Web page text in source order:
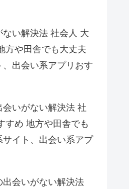
い解決法 社会人 大
方や田舎でも大丈夫
、出会い系アプリおす
いがない解決法 社
すめ 地方や田舎でも
イト、出会い系アプ
会いがない解決法